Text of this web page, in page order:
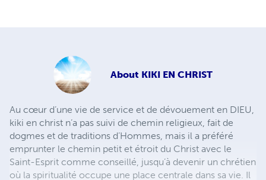
About KIKI EN CHRIST
Au cœur d’une vie de service et de dévouement en DIEU,
kiki en christ n’a pas suivi de chemin religieux, fait de
dogmes et de traditions d’Hommes, mais il a préféré
emprunter le chemin petit et étroit du Christ avec le
Saint-Esprit comme conseillé, jusqu’à devenir un chrétien
où la spiritualité occupe une place centrale dans sa vie. Il